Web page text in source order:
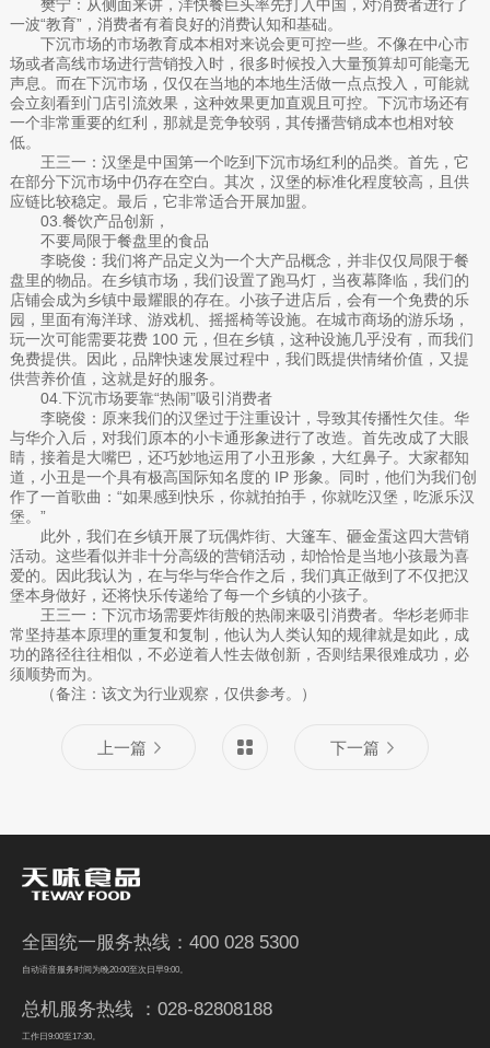
樊宁：从侧面来讲，洋快餐巨头率先打入中国，对消费者进行了
一波“教育”，消费者有着良好的消费认知和基础。
下沉市场的市场教育成本相对来说会更可控一些。不像在中心市
场或者高线市场进行营销投入时，很多时候投入大量预算却可能毫无
声息。而在下沉市场，仅仅在当地的本地生活做一点点投入，可能就
会立刻看到门店引流效果，这种效果更加直观且可控。下沉市场还有
一个非常重要的红利，那就是竞争较弱，其传播营销成本也相对较
低。
王三一：汉堡是中国第一个吃到下沉市场红利的品类。首先，它
在部分下沉市场中仍存在空白。其次，汉堡的标准化程度较高，且供
应链比较稳定。最后，它非常适合开展加盟。
03.餐饮产品创新，
不要局限于餐盘里的食品
李晓俊：我们将产品定义为一个大产品概念，并非仅仅局限于餐
盘里的物品。在乡镇市场，我们设置了跑马灯，当夜幕降临，我们的
店铺会成为乡镇中最耀眼的存在。小孩子进店后，会有一个免费的乐
园，里面有海洋球、游戏机、摇摇椅等设施。在城市商场的游乐场，
玩一次可能需要花费 100 元，但在乡镇，这种设施几乎没有，而我们
免费提供。因此，品牌快速发展过程中，我们既提供情绪价值，又提
供营养价值，这就是好的服务。
04.下沉市场要靠“热闹”吸引消费者
李晓俊：原来我们的汉堡过于注重设计，导致其传播性欠佳。华
与华介入后，对我们原本的小卡通形象进行了改造。首先改成了大眼
睛，接着是大嘴巴，还巧妙地运用了小丑形象，大红鼻子。大家都知
道，小丑是一个具有极高国际知名度的 IP 形象。同时，他们为我们创
作了一首歌曲：“如果感到快乐，你就拍拍手，你就吃汉堡，吃派乐汉
堡。”
此外，我们在乡镇开展了玩偶炸街、大篷车、砸金蛋这四大营销
活动。这些看似并非十分高级的营销活动，却恰恰是当地小孩最为喜
爱的。因此我认为，在与华与华合作之后，我们真正做到了不仅把汉
堡本身做好，还将快乐传递给了每一个乡镇的小孩子。
王三一：下沉市场需要炸街般的热闹来吸引消费者。华杉老师非
常坚持基本原理的重复和复制，他认为人类认知的规律就是如此，成
功的路径往往相似，不必逆着人性去做创新，否则结果很难成功，必
须顺势而为。
（备注：该文为行业观察，仅供参考。）
上一篇 下一篇
全国统一服务热线：400 028 5300
自动语音服务时间为晚20:00至次日早9:00。
总机服务热线 ：028-82808188
工作日9:00至17:30。